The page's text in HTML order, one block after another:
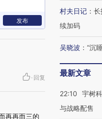
发布
· 回复
再再而三的
村夫日记 ： 长
续加码
吴晓波 ： “沉
最新文章
22:10
宇树
与战略配售